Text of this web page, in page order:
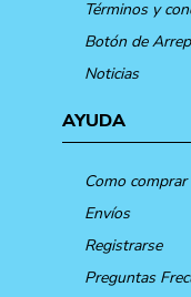
Términos y
Botón de
Noticias
AYUDA
Como comprar
Envíos
Registrarse
Preguntas